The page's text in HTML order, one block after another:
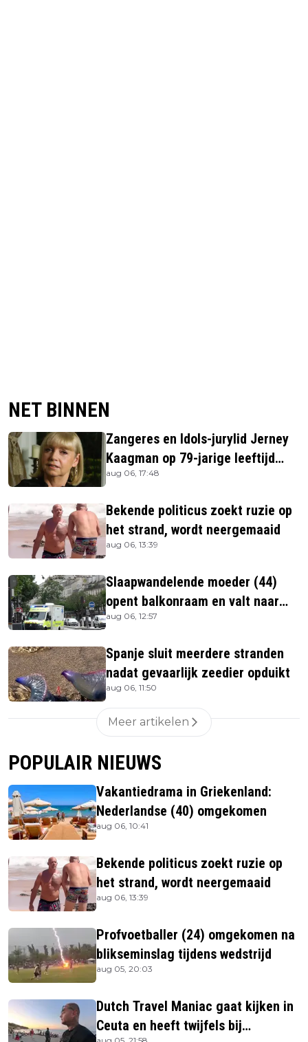
NET BINNEN
Zangeres en Idols-jurylid Jerney
Kaagman op 79-jarige leeftijd
overleden
aug 06, 17:48
Bekende politicus zoekt ruzie op
het strand, wordt neergemaaid
aug 06, 13:39
Slaapwandelende moeder (44)
opent balkonraam en valt naar
beneden
aug 06, 12:57
Spanje sluit meerdere stranden
nadat gevaarlijk zeedier opduikt
aug 06, 11:50
Meer artikelen
POPULAIR NIEUWS
Vakantiedrama in Griekenland:
Nederlandse (40) omgekomen
aug 06, 10:41
Bekende politicus zoekt ruzie op
het strand, wordt neergemaaid
aug 06, 13:39
Profvoetballer (24) omgekomen na
blikseminslag tijdens wedstrijd
aug 05, 20:03
Dutch Travel Maniac gaat kijken in
Ceuta en heeft twijfels bij
aug 05, 21:58